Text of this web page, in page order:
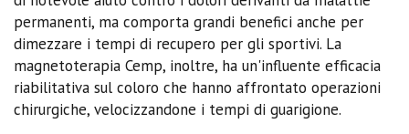
permanenti, ma comporta grandi benefici anche per
dimezzare i tempi di recupero per gli sportivi. La
magnetoterapia Cemp, inoltre, ha un'influente efficacia
riabilitativa sul coloro che hanno affrontato operazioni
chirurgiche, velocizzandone i tempi di guarigione.